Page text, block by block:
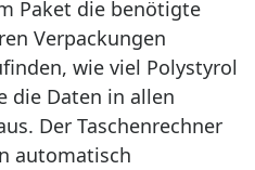
Paket die benötigte
Verpackungen
wie viel Polystyrol
die Daten in allen
Der Taschenrechner
automatisch